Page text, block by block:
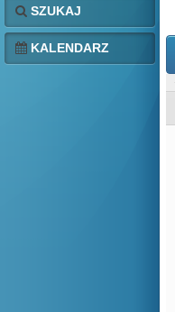
SZUKAJ
KALENDARZ